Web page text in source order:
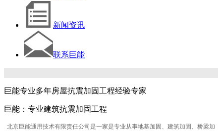
新闻资讯
联系巨能
巨能专业多年房屋抗震加固工程经验专家
巨能：专业建筑抗震加固工程
北京巨能通用技术有限责任公司是一家是专业从事地基加固、建筑加固、桥梁加